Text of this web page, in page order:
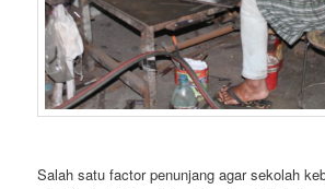
Salah satu factor penunjang agar sekolah